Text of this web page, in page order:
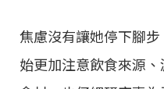
焦慮沒有讓她停下腳
始更加注意飲食來源